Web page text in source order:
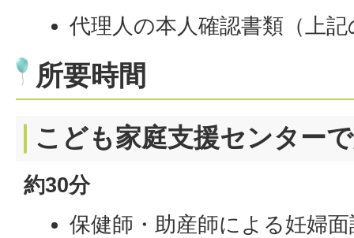
代理人の本人確認書類（上
所要時間
こども家庭支援センター
約30分
保健師・助産師による妊婦